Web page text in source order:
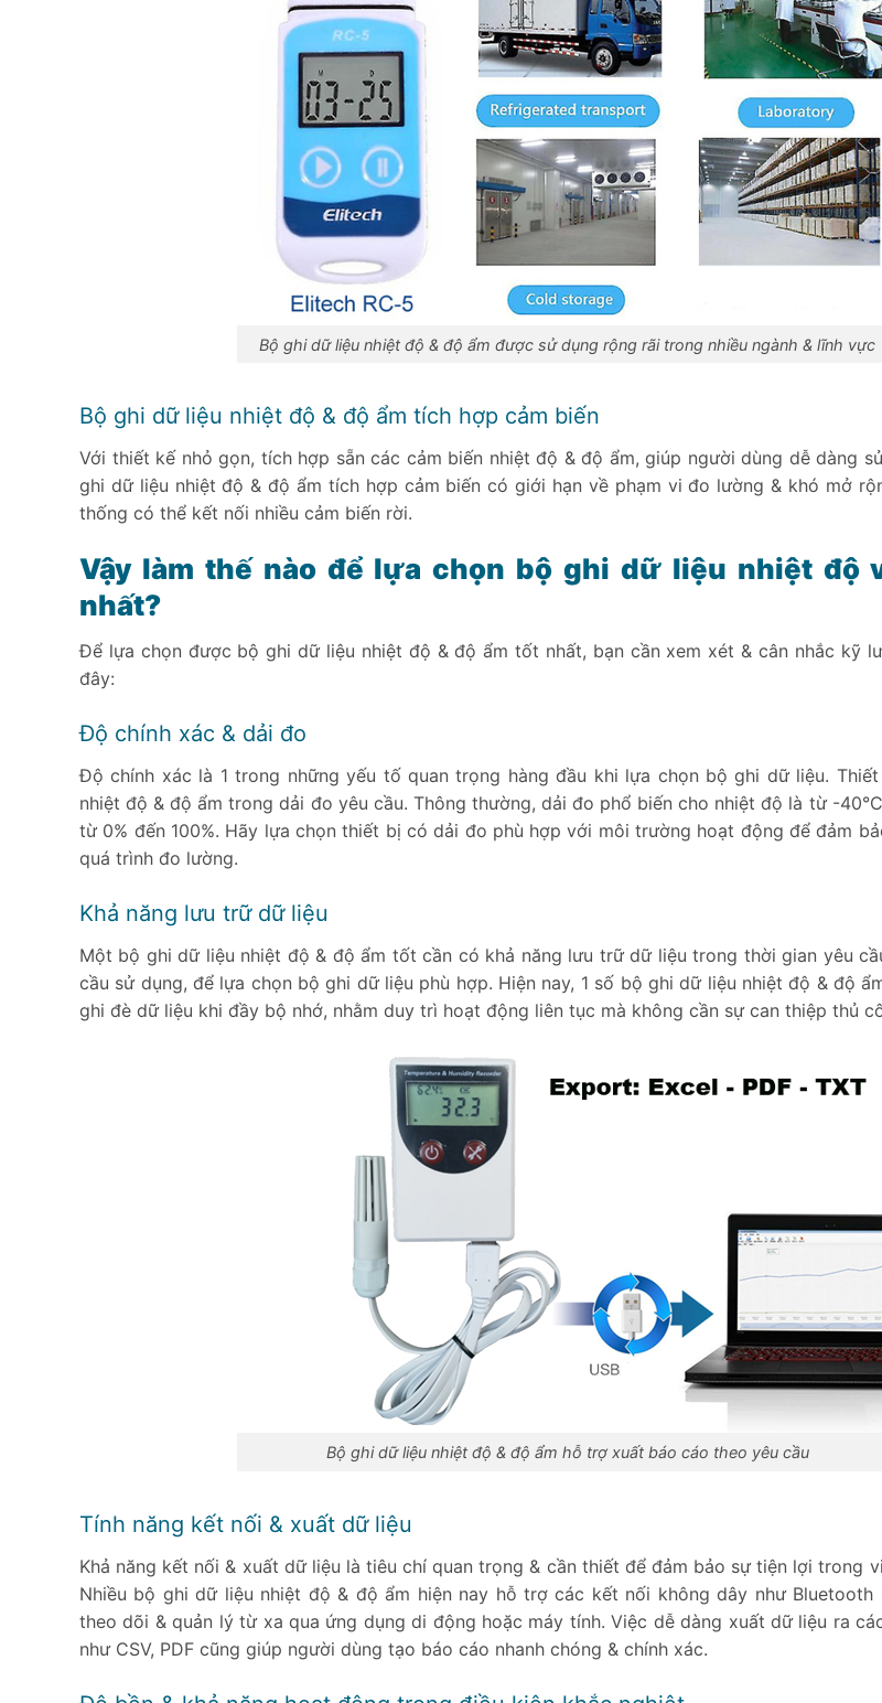
Bộ ghi dữ liệu nhiệt độ & độ ẩm được sử dụng rộng rãi trong nhiều ngành & lĩnh vực
Bộ ghi dữ liệu nhiệt độ & độ ẩm tích hợp cảm biến
Với thiết kế nhỏ gọn, tích hợp sẵn các cảm biến nhiệt độ & độ ẩm, giúp người dùng dễ dàng
ghi dữ liệu nhiệt độ & độ ẩm tích hợp cảm biến có giới hạn về phạm vi đo lường & khó mở
thống có thể kết nối nhiều cảm biến rời.
Vậy làm thế nào để lựa chọn bộ ghi dữ liệu nhiệt độ
nhất?
Để lựa chọn được bộ ghi dữ liệu nhiệt độ & độ ẩm tốt nhất, bạn cần xem xét & cân nhắc kỹ
đây:
Độ chính xác & dải đo
Độ chính xác là 1 trong những yếu tố quan trọng hàng đầu khi lựa chọn bộ ghi dữ liệu.
nhiệt độ & độ ẩm trong dải đo yêu cầu. Thông thường, dải đo phổ biến cho nhiệt độ là từ -
từ 0% đến 100%. Hãy lựa chọn thiết bị có dải đo phù hợp với môi trường hoạt động để đảm
quá trình đo lường.
Khả năng lưu trữ dữ liệu
Một bộ ghi dữ liệu nhiệt độ & độ ẩm tốt cần có khả năng lưu trữ dữ liệu trong thời gian yêu
cầu sử dụng, để lựa chọn bộ ghi dữ liệu phù hợp. Hiện nay, 1 số bộ ghi dữ liệu nhiệt độ & độ
ghi đè dữ liệu khi đầy bộ nhớ, nhằm duy trì hoạt động liên tục mà không cần sự can thiệp thủ
Bộ ghi dữ liệu nhiệt độ & độ ẩm hỗ trợ xuất báo cáo theo yêu cầu
Tính năng kết nối & xuất dữ liệu
Khả năng kết nối & xuất dữ liệu là tiêu chí quan trọng & cần thiết để đảm bảo sự tiện lợi trong
Nhiều bộ ghi dữ liệu nhiệt độ & độ ẩm hiện nay hỗ trợ các kết nối không dây như Bluetooth
theo dõi & quản lý từ xa qua ứng dụng di động hoặc máy tính. Việc dễ dàng xuất dữ liệu ra
như CSV, PDF cũng giúp người dùng tạo báo cáo nhanh chóng & chính xác.